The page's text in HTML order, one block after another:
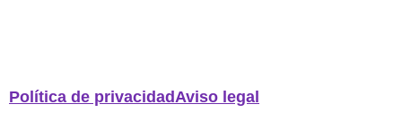
Política de privacidadAviso legal